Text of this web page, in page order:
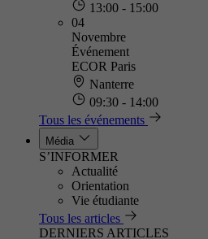
13:00 - 15:00
04
Novembre
Événement
ECOR Paris
Nanterre
09:30 - 14:00
Tous les événements
Média
S’INFORMER
Actualité
Orientation
Vie étudiante
Tous les articles
DERNIERS ARTICLES